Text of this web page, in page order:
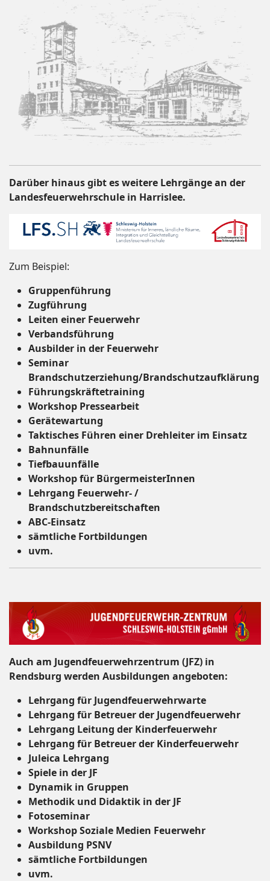
Darüber hinaus gibt es weitere Lehrgänge an der
Landesfeuerwehrschule in Harrislee.
Zum Beispiel:
Gruppenführung
Zugführung
Leiten einer Feuerwehr
Verbandsführung
Ausbilder in der Feuerwehr
Seminar
Brandschutzerziehung/Brandschutzaufklärung
Führungskräftetraining
Workshop Pressearbeit
Gerätewartung
Taktisches Führen einer Drehleiter im Einsatz
Bahnunfälle
Tiefbauunfälle
Workshop für BürgermeisterInnen
Lehrgang Feuerwehr- /
Brandschutzbereitschaften
ABC-Einsatz
sämtliche Fortbildungen
uvm.
Auch am Jugendfeuerwehrzentrum (JFZ) in
Rendsburg werden Ausbildungen angeboten:
Lehrgang für Jugendfeuerwehrwarte
Lehrgang für Betreuer der Jugendfeuerwehr
Lehrgang Leitung der Kinderfeuerwehr
Lehrgang für Betreuer der Kinderfeuerwehr
Juleica Lehrgang
Spiele in der JF
Dynamik in Gruppen
Methodik und Didaktik in der JF
Fotoseminar
Workshop Soziale Medien Feuerwehr
Ausbildung PSNV
sämtliche Fortbildungen
uvm.